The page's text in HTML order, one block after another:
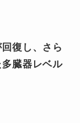
復し、さら
臓器レベル